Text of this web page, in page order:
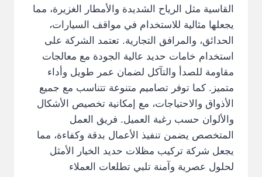
القاسية مثل الرياح الشديدة والأمطار الغزيرة، مما
يجعلها مثالية للاستخدام في مواقف السيارات،
الحدائق، والمرافق التجارية. تعتمد الشركة على
استخدام خامات حديد عالية الجودة مع معالجات
مقاومة للصدأ والتآكل لضمان عمر طويل وأداء
متميز. كما توفر تصاميم متنوعة تتناسب مع جميع
الأذواق والاحتياجات، مع إمكانية تخصيص الأشكال
والألوان حسب رغبة العميل. فريق العمل
المتخصص يضمن تنفيذ الأعمال بدقة وكفاءة، مما
يجعل شركة تركيب مظلات حديد الخيار الأمثل
لحلول عصرية وآمنة تلبي تطلعات العملاء